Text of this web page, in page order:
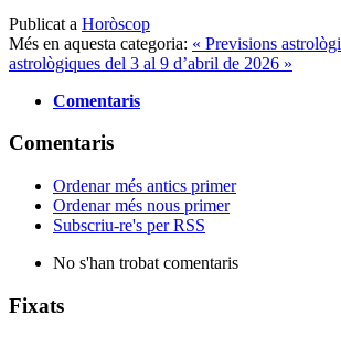
Publicat a Horòscop
Més en aquesta categoria: « Previsions
astrològiques del 3 al 9 d’abril de 2026 »
Comentaris
Comentaris
Ordenar més antics primer
Ordenar més nous primer
Subscriu-re's per RSS
No s'han trobat comentaris
Fixats